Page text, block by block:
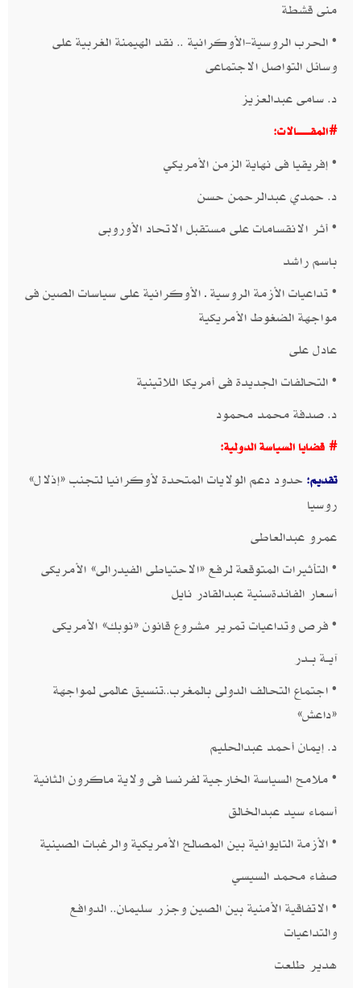
​منى قشطة​​
• الحرب الروسية-الأوكرانية .. نقد الهيمنة الغربية على
وسائل التواصل الاجتماعى​
د. سامى عبدالعزيز​​
#المقــــــــالات:
• إفريقيا فى نهاية الزمن الأمريكي​
د. حمدي عبدالرحمن حسن​​
• أثر الانقسامات على مستقبل الاتحاد الأوروبى​
باسم راشد​​
• تداعيات الأزمة الروسية ـ الأوكرانية على سياسات الصين فى
مواجهة الضغوط الأمريكية​
عادل على​​
• التحالفات الجديدة فى أمريكا اللاتينية​
د. صدفة محمد محمود​
# قضايا السياسة الدولية:
تقديم: حدود دعم الولايات المتحدة لأوكرانيا لتجنب «إذلال»
روسيا​
عمرو عبدالعاطى​​
• التأثيرات المتوقعة لرفع «الاحتياطى الفيدرالى» الأمريكى
أسعار الفائدة​سنية عبدالقادر نايل​​
• فرص وتداعيات تمرير مشروع قانون «نوبك» الأمريكى
​آيــة بــدر​​
• اجتماع التحالف الدولى بالمغرب..تنسيق عالمى لمواجهة
«داعش» ​
د. إيمان أحمد عبدالحليم​​
• ملامح السياسة الخارجية لفرنسا فى ولاية ماكرون الثانية ​
أسماء سيد عبدالخالق​​
• الأزمة التايوانية بين المصالح الأمريكية والرغبات الصينية​
صفاء محمد السيسي​​
• الاتفاقية الأمنية بين الصين وجزر سليمان.. الدوافع
والتداعيات​
هدير طلعت​​